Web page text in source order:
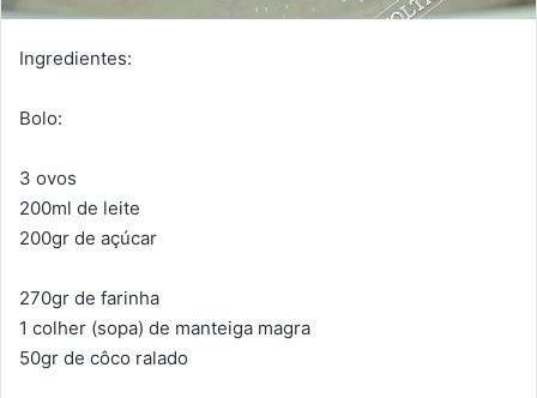
Ingredientes:
Bolo:
3 ovos
200ml de leite
200gr de açúcar
270gr de farinha
1 colher (sopa) de manteiga magra
50gr de côco ralado